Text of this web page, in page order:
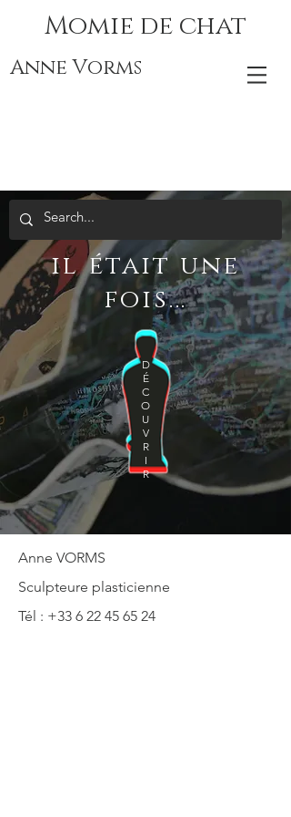
Momie de chat
Anne Vorms
il était une
fois...
D
É
C
O
U
V
R
I
R
Anne VORMS
Sculpteure plasticienne
Tél : +33 6 22 45 65 24